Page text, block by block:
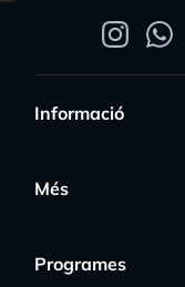
Informació
Més
Programes